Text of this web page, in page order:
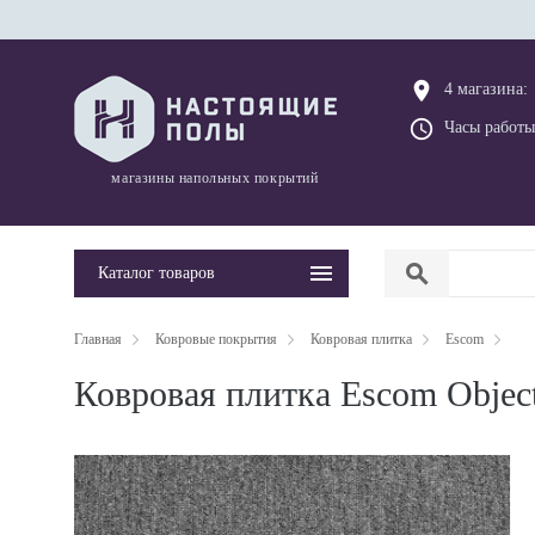
магазины напольных покрытий
place 4 магазина:
query_builder Часы
Каталог товаров search
Главная Ковровые покрытия Ковровая плитка Escom
Ковровая плитка Escom